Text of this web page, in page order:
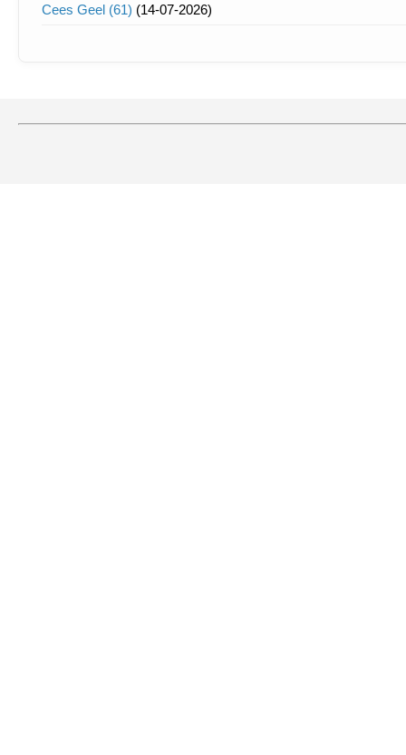
Cees Geel (61) (14-07-2026)